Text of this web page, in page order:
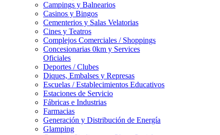
Campings y Balnearios
Casinos y Bingos
Cementerios y Salas Velatorias
Cines y Teatros
Complejos Comerciales / Shoppings
Concesionarias 0km y Services
Oficiales
Deportes / Clubes
Diques, Embalses y Represas
Escuelas / Establecimientos Educativos
Estaciones de Servicio
Fábricas e Industrias
Farmacias
Generación y Distribución de Energía
Glamping